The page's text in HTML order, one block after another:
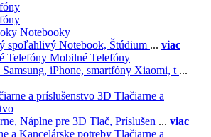
Notebooky
spoľahlivý Notebook, Štúdium ... viac
Mobilné Telefóny
iPhone, smartfóny Xiaomi, t ...
3D Tlačiarne a
Náplne pre 3D Tlač, Príslušen ... viac
Tlačiarne a